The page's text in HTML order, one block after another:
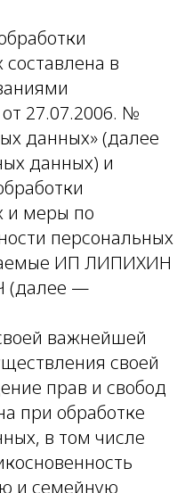
в
27.07.2006. №
данных» (далее
данных) и
и меры по
персональных
ИП ЛИПИХИН
(далее —
важнейшей
своей
прав и свобод
при обработке
в том числе
и семейную